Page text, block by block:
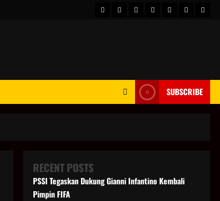
HOMEBeritahot
BusinessKesehatan
Sport
SUBSCRIBE
RECENT POSTS
PSSI Tegaskan Dukung Gianni Infantino Kembali
Pimpin FIFA